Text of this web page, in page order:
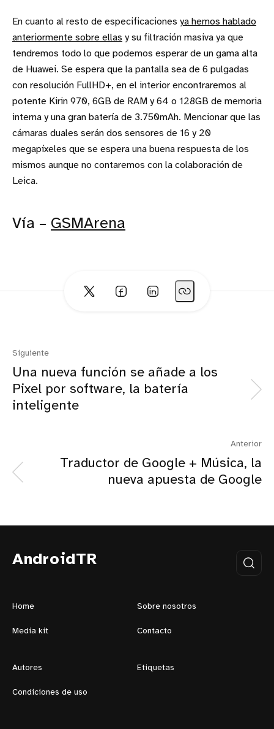
En cuanto al resto de especificaciones ya hemos hablado
anteriormente sobre ellas y su filtración masiva ya que
tendremos todo lo que podemos esperar de un gama alta
de Huawei. Se espera que la pantalla sea de 6 pulgadas
con resolución FullHD+, en el interior encontraremos al
potente Kirin 970, 6GB de RAM y 64 o 128GB de memoria
interna y una gran batería de 3.750mAh. Mencionar que las
cámaras duales serán dos sensores de 16 y 20
megapíxeles que se espera una buena respuesta de los
mismos aunque no contaremos con la colaboración de
Leica.
Vía – GSMArena
Siguiente
Una nueva función se añade a los
Pixel por software, la batería
inteligente
Anterior
Traductor de Google + Música, la
nueva apuesta de Google
AndroidTR
Home Sobre nosotros
Media kit Contacto
Autores Etiquetas
Condiciones de uso